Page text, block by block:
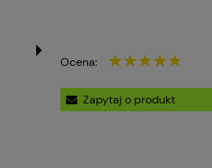
Ocena:
Zapytaj o produkt